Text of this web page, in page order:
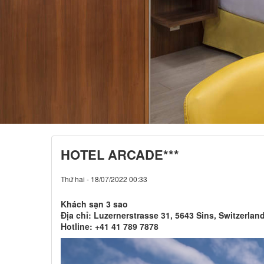
HOTEL ARCADE***
Thứ hai - 18/07/2022 00:33
Khách sạn 3 sao
Địa chỉ: Luzernerstrasse 31, 5643 Sins,
Hotline: +41 41 789 7878